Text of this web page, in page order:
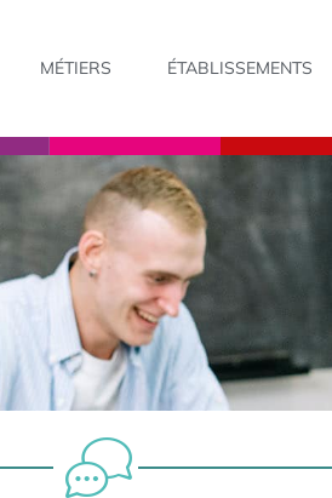
MÉTIERS ÉTABLISSEMENTS